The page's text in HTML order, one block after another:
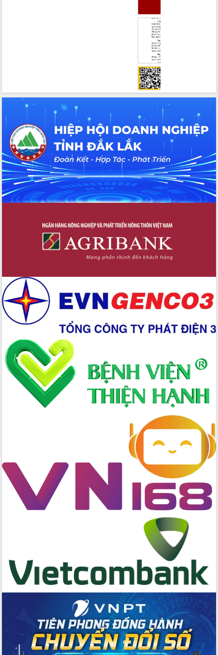
Đắk Lắk rà soát, điều chỉnh Đề án 190
về phát triển nuôi trồng thủy sản
Phó Chủ tịch UBND tỉnh Đắk Lắk
Trương Công Thái kiểm tra thực địa
Dự án cao tốc Khánh Hòa - Buôn Ma
Thuột
Định vị cà phê Việt Nam như một “di
sản sống” trong dòng chảy toàn cầu
Xây dựng nông thôn mới: Nâng cao đời
sống người dân từ những mô hình thiết
thực
nhanh tiến độ các dự án trọng điểm
trong Khu kinh tế Nam Phú Yên
Hòn Yến phát triển du lịch gắn với bảo
Đắk Lắk thời kỳ 2021-2030, tầm nhìn
đến năm 2050
Phát động chiến dịch 30 ngày đêm
giải phóng mặt bằng Tuyến đường bộ
ven biển
Đắk Lắk nỗ lực thúc đẩy tăng trưởng
kinh tế từ 10% trở lên trong Quý
II/2026
Đắk Lắk ký kết thỏa thuận hợp tác về
chuyển đổi số giai đoạn 2026 – 2030
với Tập đoàn Bưu chính Viễn thông
Việt Nam
Thứ trưởng Bộ Y tế làm việc với tỉnh
Tập huấn ứng dụng trí tuệ nhân tạo (AI)
trong thương mại điện tử năm 2026
Đoàn đại biểu Quốc hội tỉnh Đắk Lắk
trao đổi thông tin trước Kỳ họp thứ
nhất, Quốc hội khóa XVI
Xã Ea Phê gắn cải cách hành chính với
chuyển đổi số
Phó Chủ tịch Thường trực UBND tỉnh
Hồ Thị Nguyên Thảo làm việc tại Trung
tâm Phục vụ hành chính công xã Ea
Xây dựng nền hành chính số đồng
hành cùng nông dân dân, doanh nghiệp
Giai đoạn 2026-2030, Đắk Lắk phấn